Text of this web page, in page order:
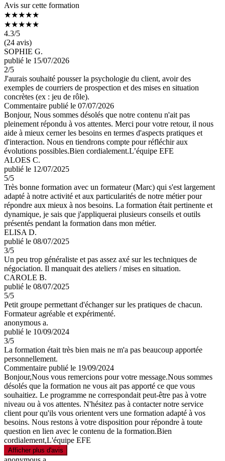
Avis sur cette formation
★★★★★
★★★★★
4.3/5
(24 avis)
SOPHIE G.
publié le 15/07/2026
2/5
J'aurais souhaité pousser la psychologie du client, avoir des
exemples de courriers de prospection et des mises en situation
concrètes (ex : jeu de rôle).
Commentaire publié le 07/07/2026
Bonjour, Nous sommes désolés que notre contenu n'ait pas
pleinement répondu à vos attentes. Merci pour votre retour, il nous
aide à mieux cerner les besoins en termes d'aspects pratiques et
d'interaction. Nous en tiendrons compte pour réfléchir aux
évolutions possibles.Bien cordialement.L’équipe EFE
ALOES C.
publié le 12/07/2025
5/5
Très bonne formation avec un formateur (Marc) qui s'est largement
adapté à notre activité et aux particularités de notre métier pour
répondre aux mieux à nos besoins. La formation était pertinente et
dynamique, je sais que j'appliquerai plusieurs conseils et outils
présentés pendant la formation dans mon métier.
ELISA D.
publié le 08/07/2025
3/5
Un peu trop généraliste et pas assez axé sur les techniques de
négociation. Il manquait des ateliers / mises en situation.
CAROLE B.
publié le 08/07/2025
5/5
Petit groupe permettant d'échanger sur les pratiques de chacun.
Formateur agréable et expérimenté.
anonymous a.
publié le 10/09/2024
3/5
La formation était très bien mais ne m'a pas beaucoup apportée
personnellement.
Commentaire publié le 19/09/2024
Bonjour,Nous vous remercions pour votre message.Nous sommes
désolés que la formation ne vous ait pas apporté ce que vous
souhaitiez. Le programme ne correspondait peut-être pas à votre
niveau ou à vos attentes. N'hésitez pas à contacter notre service
client pour qu'ils vous orientent vers une formation adapté à vos
besoins. Nous restons à votre disposition pour répondre à toute
question en lien avec le contenu de la formation.Bien
cordialement,L'équipe EFE
Afficher plus d'avis